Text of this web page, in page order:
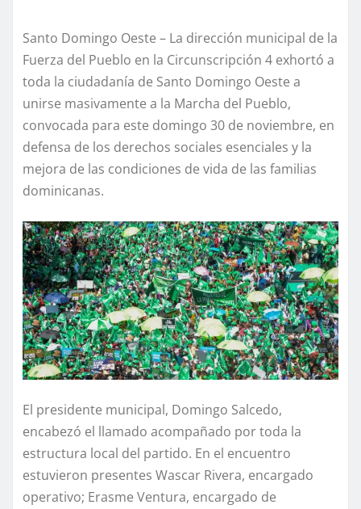
Santo Domingo Oeste – La dirección municipal de la
Fuerza del Pueblo en la Circunscripción 4 exhortó a
toda la ciudadanía de Santo Domingo Oeste a
unirse masivamente a la Marcha del Pueblo,
convocada para este domingo 30 de noviembre, en
defensa de los derechos sociales esenciales y la
mejora de las condiciones de vida de las familias
dominicanas.
El presidente municipal, Domingo Salcedo,
encabezó el llamado acompañado por toda la
estructura local del partido. En el encuentro
estuvieron presentes Wascar Rivera, encargado
operativo; Erasme Ventura, encargado de